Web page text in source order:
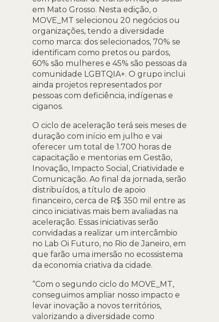
em Mato Grosso. Nesta edição, o
MOVE_MT selecionou 20 negócios ou
organizações, tendo a diversidade
como marca: dos selecionados, 70% se
identificam como pretos ou pardos,
60% são mulheres e 45% são pessoas da
comunidade LGBTQIA+. O grupo inclui
ainda projetos representados por
pessoas com deficiência, indígenas e
ciganos.
O ciclo de aceleração terá seis meses de
duração com início em julho e vai
oferecer um total de 1.700 horas de
capacitação e mentorias em Gestão,
Inovação, Impacto Social, Criatividade e
Comunicação. Ao final da jornada, serão
distribuídos, a título de apoio
financeiro, cerca de R$ 350 mil entre as
cinco iniciativas mais bem avaliadas na
aceleração. Essas iniciativas serão
convidadas a realizar um intercâmbio
no Lab Oi Futuro, no Rio de Janeiro, em
que farão uma imersão no ecossistema
da economia criativa da cidade.
“Com o segundo ciclo do MOVE_MT,
conseguimos ampliar nosso impacto e
levar inovação a novos territórios,
valorizando a diversidade como